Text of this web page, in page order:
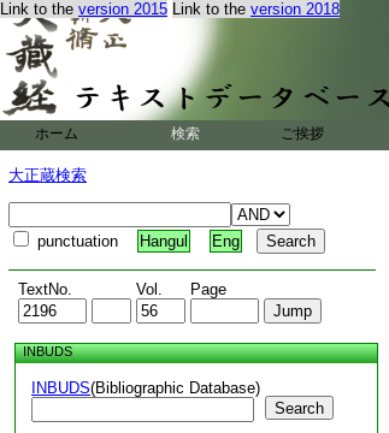
Link to the version 2015 Link to the version 2018
ホーム 検索 ご挨拶
大正蔵検索
punctuation Hangul Eng
TextNo. Vol. Page
INBUDS
INBUDS(Bibliographic Database)
Search